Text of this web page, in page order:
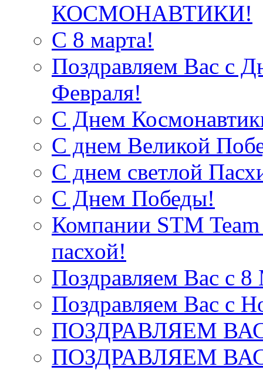
КОСМОНАВТИКИ!
С 8 марта!
Поздравляем Вас с
Февраля!
С Днем
С днем Великой
С днем светлой
С Днем Победы!
Компании STM Team
пасхой!
Поздравляем Вас c
Поздравляем Вас с
ПОЗДРАВЛЯЕМ
ПОЗДРАВЛЯЕМ